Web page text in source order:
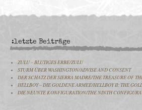
:letzte Beiträge
ZULU – BLUTIGES ERBE/ZULU
STURM ÜBER WASHINGTON/ADVISE AND CONSENT
DER SCHATZ DER SIERRA MADRE/THE TREASURE OF
HELLBOY – DIE GOLDENE ARMEE/HELLBOY II: THE
DIE NEUNTE KONFIGURATION/THE NINTH